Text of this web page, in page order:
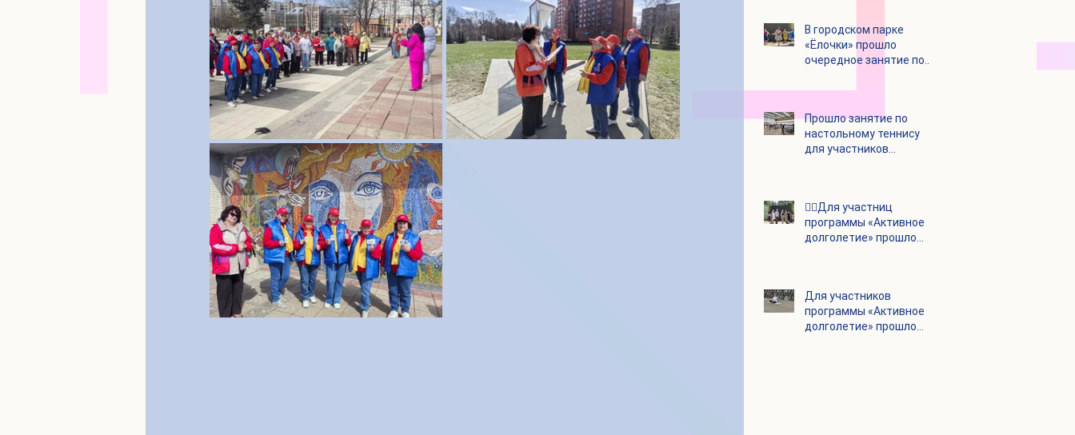
В городском парке
«Ёлочки» прошло
очередное занятие по
бальным танцам
Прошло занятие по
настольному теннису
для участников
👯‍♀️Для участниц
программы «Активное
долголетие» прошло
Для участников
программы «Активное
долголетие» прошло